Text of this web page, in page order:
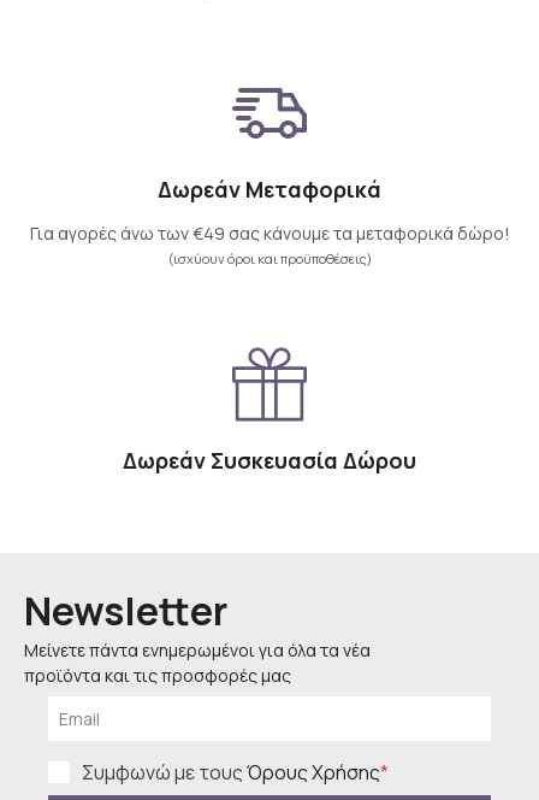
Δωρεάν Μεταφορικά
Για αγορές άνω των €49 σας κάνουμε τα μεταφορικά δώρο!
(ισχύουν όροι και προϋποθέσεις)
Δωρεάν Συσκευασία Δώρου
Newsletter
Μείνετε πάντα ενημερωμένοι για όλα τα νέα
προϊόντα και τις προσφορές μας
Συμφωνώ με τουςΌρους Χρήσης*